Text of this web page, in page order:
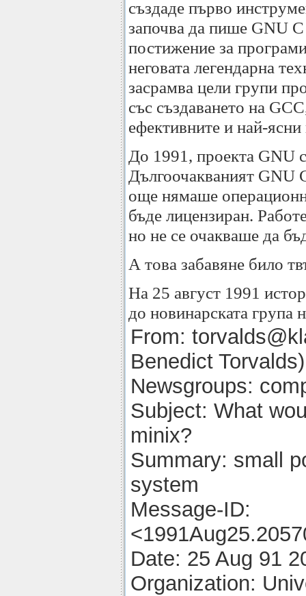
създаде първо
започва да пише GNU
постижение за
неговата легендарна
засрамва цели групи
със създаването на
ефективните и най-
До 1991, проекта GNU
Дългоочакваният GNU
още нямаше
бъде лицензиран.
но не се очакваше да
А това забавяне било
На 25 август 1991
до новинарската
From:
Benedict Torvalds)
Newsgroups:
Subject: What
minix?
Summary: small
system
Message-ID:
Date: 25 Aug 91
Organization: